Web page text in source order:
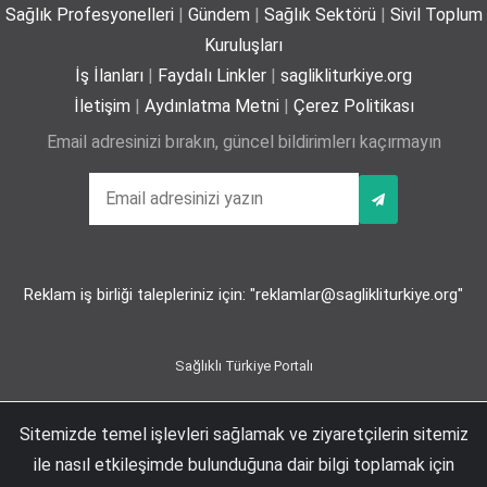
Yaz mevsiminde hamileler için 11 kritik öneri
Cerrahiler
Sağlık Profesyonelleri| Gündem Sağlık Sektörü
Sivil Toplum
Kuruluşları
İş İlanları
Faydalı Linkler
saglikliturkiye.org
İletişim
Aydınlatma Metni| Çerez Politikası
Email adresinizi bırakın, güncel bildirimlerı kaçırmayın
Reklam iş birliği talepleriniz için: "reklamlar@saglikliturkiye.org"
Sağlıklı Türkiye Portalı
Esentepe Mah. Büyükdere Cad. No:102 D:63 2-A Maya Akar Şişli, İstanbul | +90
212 274 74 66
Sitemizde temel işlevleri sağlamak ve ziyaretçilerin sitemiz
ile nasıl etkileşimde bulunduğuna dair bilgi toplamak için